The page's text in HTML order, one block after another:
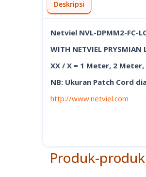
Deskripsi
Netviel NVL-DPMM2-FC-
WITH NETVIEL PRYSMIAN
XX / X = 1 Meter, 2
NB: Ukuran Patch Cord
http://www.netviel.com
Produk-